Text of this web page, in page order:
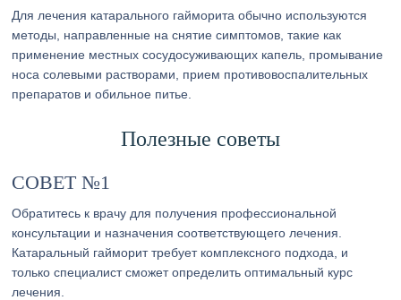
Для лечения катарального гайморита обычно используются
методы, направленные на снятие симптомов, такие как
применение местных сосудосуживающих капель, промывание
носа солевыми растворами, прием противовоспалительных
препаратов и обильное питье.
Полезные советы
СОВЕТ №1
Обратитесь к врачу для получения профессиональной
консультации и назначения соответствующего лечения.
Катаральный гайморит требует комплексного подхода, и
только специалист сможет определить оптимальный курс
лечения.